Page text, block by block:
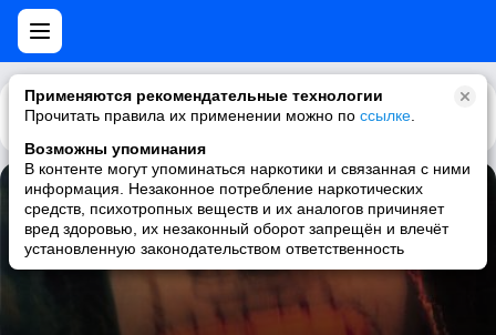
Применяются рекомендательные технологии
Прочитать правила их применении можно по ссылке
Возможны упоминания
В контенте могут упоминаться наркотики и связанная с ними
информация. Незаконное потребление наркотических
средств, психотропных веществ и их аналогов причиняет
вред здоровью, их незаконный оборот запрещён и влечёт
установленную законодательством ответственность
Каталог Рекомендации
Don't Drive Drunk
The Dirty Dozen Brass Band